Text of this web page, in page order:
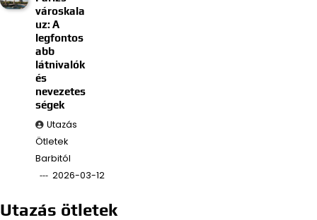
városkala
uz: A
legfontos
abb
látnivalók
és
nevezetes
ségek
Utazás
Ötletek
Barbitól
2026-03-12
Utazás ötletek